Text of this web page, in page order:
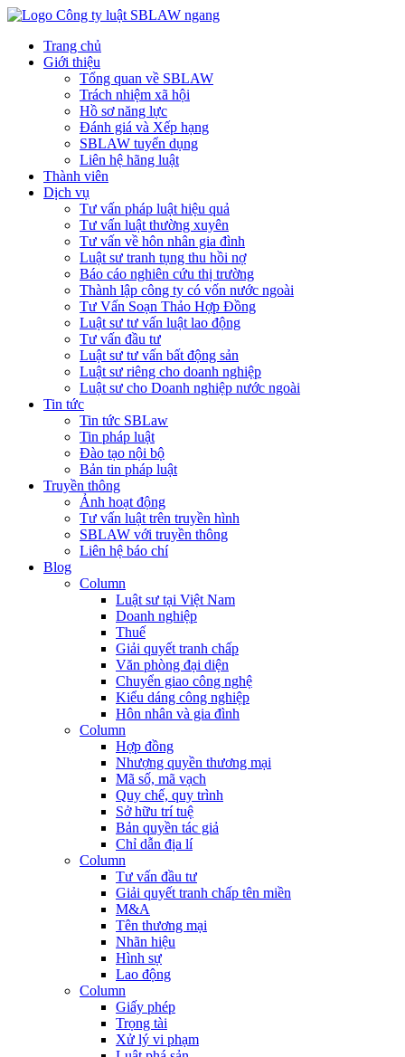
Trang chủ
Giới thiệu
Tổng quan về SBLAW
Trách nhiệm xã hội
Hồ sơ năng lực
Đánh giá và Xếp hạng
SBLAW tuyển dụng
Liên hệ hãng luật
Thành viên
Dịch vụ
Tư vấn pháp luật hiệu quả
Tư vấn luật thường xuyên
Tư vấn về hôn nhân gia đình
Luật sư tranh tụng thu hồi nợ
Báo cáo nghiên cứu thị trường
Thành lập công ty có vốn nước ngoài
Tư Vấn Soạn Thảo Hợp Đồng
Luật sư tư vấn luật lao động
Tư vấn đầu tư
Luật sư tư vấn bất động sản
Luật sư riêng cho doanh nghiệp
Luật sư cho Doanh nghiệp nước ngoài
Tin tức
Tin tức SBLaw
Tin pháp luật
Đào tạo nội bộ
Bản tin pháp luật
Truyền thông
Ảnh hoạt động
Tư vấn luật trên truyền hình
SBLAW với truyền thông
Liên hệ báo chí
Blog
Column
Luật sư tại Việt Nam
Doanh nghiệp
Thuế
Giải quyết tranh chấp
Văn phòng đại diện
Chuyển giao công nghệ
Kiểu dáng công nghiệp
Hôn nhân và gia đình
Column
Hợp đồng
Nhượng quyền thương mại
Mã số, mã vạch
Quy chế, quy trình
Sở hữu trí tuệ
Bản quyền tác giả
Chỉ dẫn địa lí
Column
Tư vấn đầu tư
Giải quyết tranh chấp tên miền
M&A
Tên thương mại
Nhãn hiệu
Hình sự
Lao động
Column
Giấy phép
Trọng tài
Xử lý vi phạm